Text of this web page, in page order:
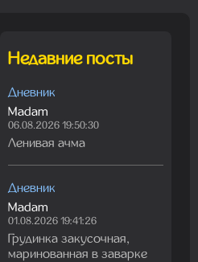
Недавние посты
Дневник
Madam
06.08.2026 19:50:30
Ленивая ачма
Дневник
Madam
01.08.2026 19:41:26
Грудинка закусочная,
маринованная в заварке